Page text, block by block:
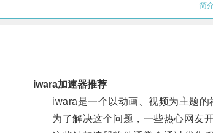
简
iwara加速器推荐
iwara是一个以动画、视频为主题的
为了解决这个问题，一些热心网友开